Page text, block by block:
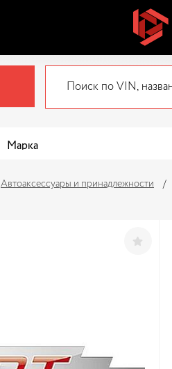
Автоаксессуары и принадлежности